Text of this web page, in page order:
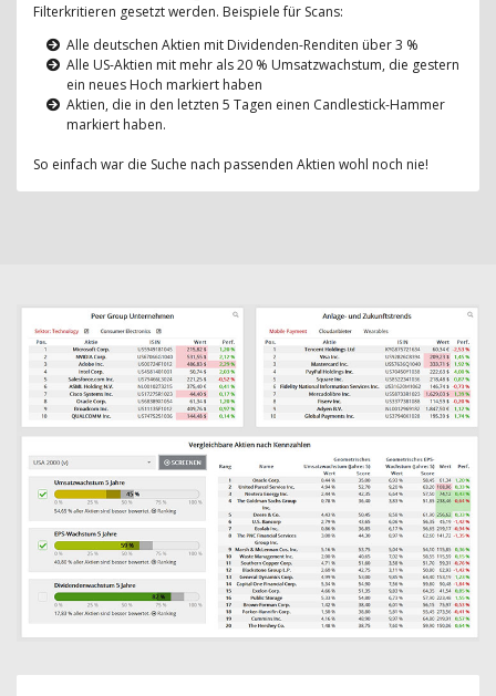
Filterkritieren gesetzt werden. Beispiele für Scans:
Alle deutschen Aktien mit Dividenden-Renditen über 3 %
Alle US-Aktien mit mehr als 20 % Umsatzwachstum, die gestern
ein neues Hoch markiert haben
Aktien, die in den letzten 5 Tagen einen Candlestick-Hammer
markiert haben.
So einfach war die Suche nach passenden Aktien wohl noch nie!